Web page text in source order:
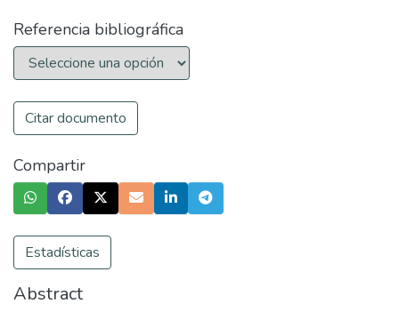
Referencia bibliográfica
Citar documento
Compartir
Estadísticas
Abstract